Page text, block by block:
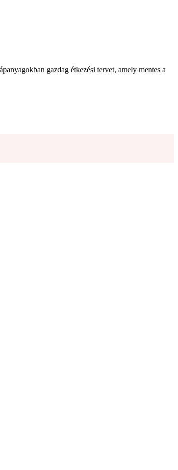
gazdag étkezési tervet, amely mentes a